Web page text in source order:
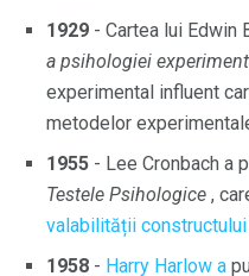
1929 - Cartea lui Edwin
a psihologiei
experimental influent
metodelor
1955 - Lee Cronbach a
Testele Psihologice ,
valabilității constructului
1958 - Harry Harlow a